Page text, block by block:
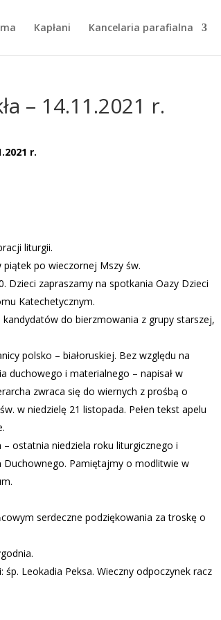
Kapłani Kancelaria parafialna
– 14.11.2021 r.
r.
liturgii.
po wieczornej Mszy św.
zapraszamy na spotkania Oazy Dzieci
Katechetycznym.
do bierzmowania z grupy starszej,
polsko – białoruskiej. Bez względu na
duchowego i materialnego – napisał w
zwraca się do wiernych z prośbą o
w niedzielę 21 listopada. Pełen tekst apelu
– ostatnia niedziela roku liturgicznego i
Pamiętajmy o modlitwie w
serdeczne podziękowania za troskę o
Leokadia Peksa. Wieczny odpoczynek racz